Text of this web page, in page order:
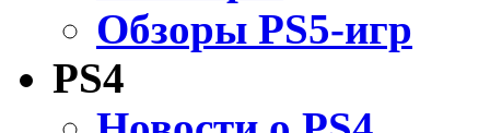
Обзоры PS5-игр
PS4